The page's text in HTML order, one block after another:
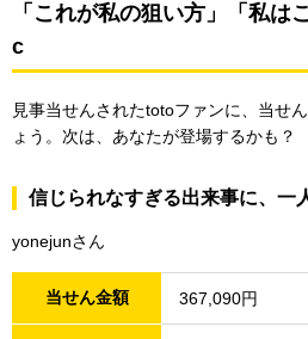
「これが私の狙い方」「私は
c
見事当せんされたtotoファンに、当せ
ょう。 次は、あなたが登場するかも？
信じられなすぎる出来事に、一
yonejunさん
当せん金額 367,090円